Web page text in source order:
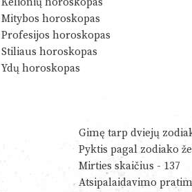
Mitybos horoskopas
Profesijos horoskopas
Stiliaus horoskopas
Ydų horoskopas
Gimę tarp dviejų
Pyktis pagal zodiako
Mirties skaičius - 137
Atsipalaidavimo